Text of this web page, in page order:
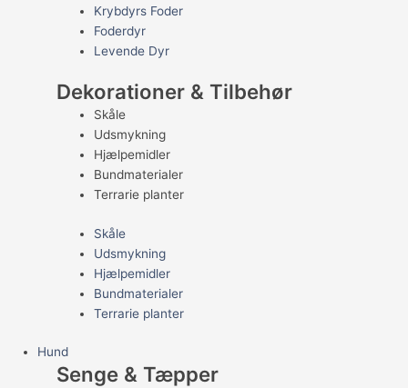
Krybdyrs Foder
Foderdyr
Levende Dyr
Dekorationer & Tilbehør
Skåle
Udsmykning
Hjælpemidler
Bundmaterialer
Terrarie planter
Skåle
Udsmykning
Hjælpemidler
Bundmaterialer
Terrarie planter
Hund
Senge & Tæpper